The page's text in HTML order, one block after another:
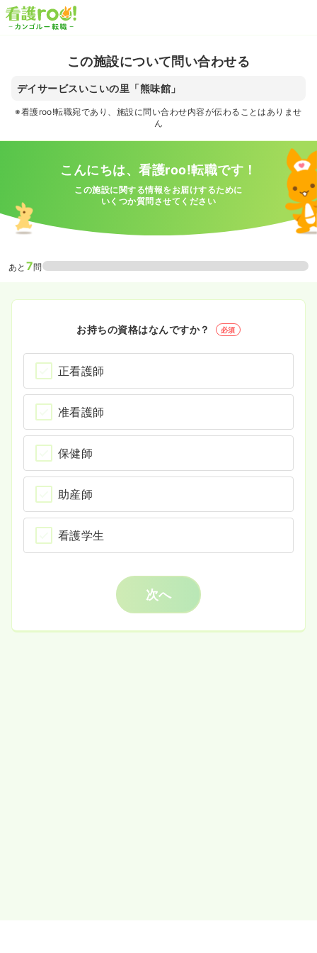
この施設について問い合わせる
デイサービスいこいの里「熊味館」
※看護roo!転職宛であり、施設に問い合わせ内容が伝わることはありませ
ん
こんにちは、看護roo!転職です！
この施設に関する情報をお届けするために
いくつか質問させてください
あと 7問
お持ちの資格はなんですか？ 必須
正看護師
准看護師
保健師
助産師
看護学生
次へ